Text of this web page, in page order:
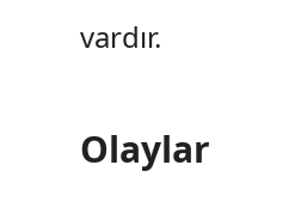
t
vardır.
Olaylar